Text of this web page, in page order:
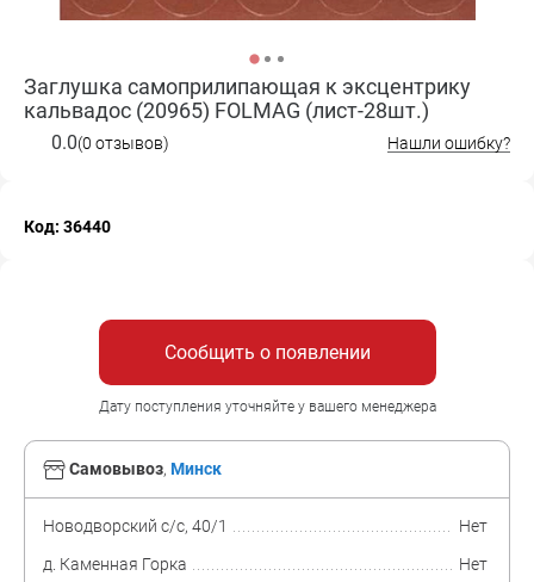
Заглушка самоприлипающая к эксцентрику
кальвадос (20965) FOLMAG (лист-28шт.)
0.0(0 отзывов) Нашли ошибку?
Код: 36440
Сообщить о появлении
Дату поступления уточняйте у вашего менеджера
Самовывоз, Минск
Новодворский с/с, 40/1
Нет
д. Каменная Горка
Нет